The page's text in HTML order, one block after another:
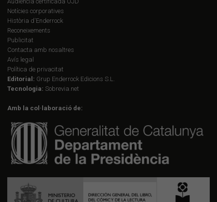
Notícies corporatives
Història d'Enderrock
Reconeixements
Publicitat
Contacta amb nosaltres
Avís legal
Política de privacitat
Editorial: Grup Enderrock Edicions S.L.
Tecnologia: Sobrevia.net
Amb la col·laboració de: